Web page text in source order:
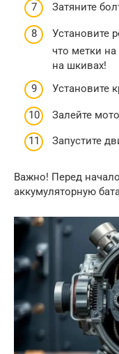
Затяните
Установите
что метки
на шкивах!
Установите
Залейте
Запустите
Важно! Перед
аккумуляторную